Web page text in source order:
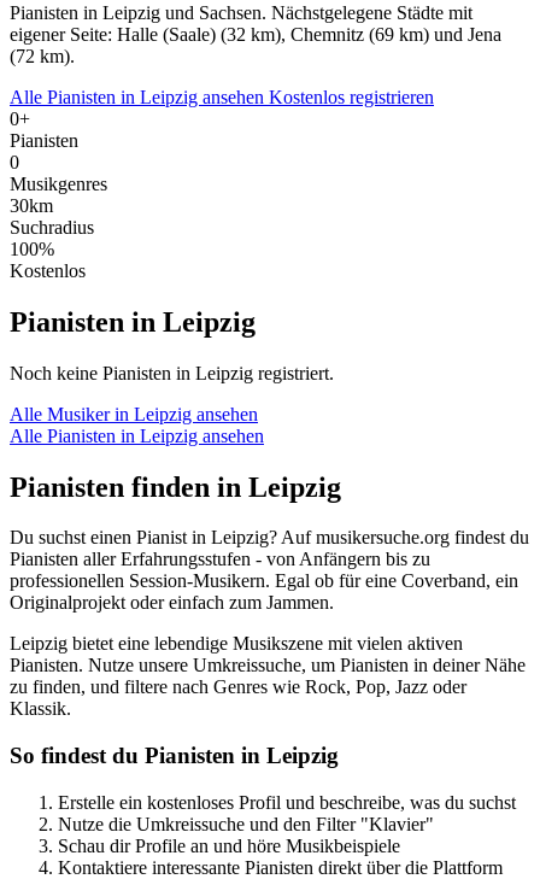
Pianisten in Leipzig und Sachsen. Nächstgelegene Städte mit
eigener Seite: Halle (Saale) (32 km), Chemnitz (69 km) und Jena
(72 km).
Alle Pianisten in Leipzig ansehen Kostenlos registrieren
0+
Pianisten
0
Musikgenres
30km
Suchradius
100%
Kostenlos
Pianisten in Leipzig
Noch keine Pianisten in Leipzig registriert.
Alle Musiker in Leipzig ansehen
Alle Pianisten in Leipzig ansehen
Pianisten finden in Leipzig
Du suchst einen Pianist in Leipzig? Auf musikersuche.org findest du
Pianisten aller Erfahrungsstufen - von Anfängern bis zu
professionellen Session-Musikern. Egal ob für eine Coverband, ein
Originalprojekt oder einfach zum Jammen.
Leipzig bietet eine lebendige Musikszene mit vielen aktiven
Pianisten. Nutze unsere Umkreissuche, um Pianisten in deiner Nähe
zu finden, und filtere nach Genres wie Rock, Pop, Jazz oder
Klassik.
So findest du Pianisten in Leipzig
Erstelle ein kostenloses Profil und beschreibe, was du suchst
Nutze die Umkreissuche und den Filter "Klavier"
Schau dir Profile an und höre Musikbeispiele
Kontaktiere interessante Pianisten direkt über die Plattform